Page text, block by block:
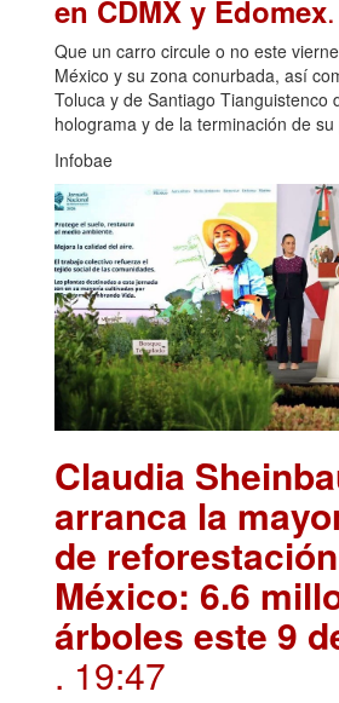
en CDMX y Edomex
Que un carro circule o no este
México y su zona conurbada, así
Toluca y de Santiago Tianguistenco
holograma y de la terminación de su
Infobae
Claudia
arranca la
de
México: 6.6
árboles este 9
. 19:47